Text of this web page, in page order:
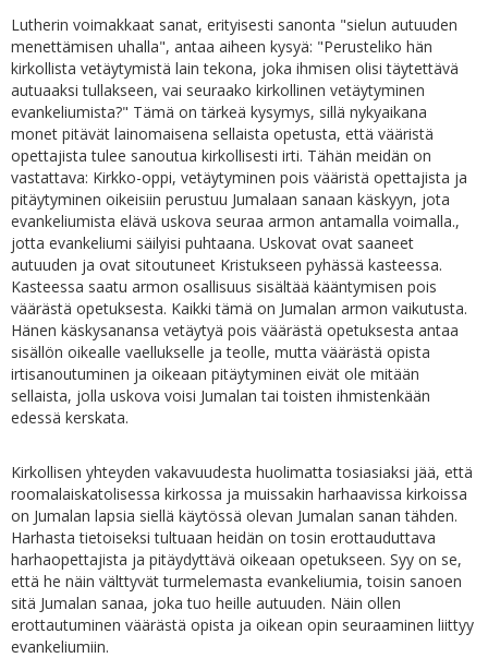
Lutherin voimakkaat sanat, erityisesti sanonta "sielun autuuden
menettämisen uhalla", antaa aiheen kysyä: "Perusteliko hän
kirkollista vetäytymistä lain tekona, joka ihmisen olisi täytettävä
autuaaksi tullakseen, vai seuraako kirkollinen vetäytyminen
evankeliumista?" Tämä on tärkeä kysymys, sillä nykyaikana
monet pitävät lainomaisena sellaista opetusta, että vääristä
opettajista tulee sanoutua kirkollisesti irti. Tähän meidän on
vastattava: Kirkko-oppi, vetäytyminen pois vääristä opettajista ja
pitäytyminen oikeisiin perustuu Jumalaan sanaan käskyyn, jota
evankeliumista elävä uskova seuraa armon antamalla voimalla.,
jotta evankeliumi säilyisi puhtaana. Uskovat ovat saaneet
autuuden ja ovat sitoutuneet Kristukseen pyhässä kasteessa.
Kasteessa saatu armon osallisuus sisältää kääntymisen pois
väärästä opetuksesta. Kaikki tämä on Jumalan armon vaikutusta.
Hänen käskysanansa vetäytyä pois väärästä opetuksesta antaa
sisällön oikealle vaellukselle ja teolle, mutta väärästä opista
irtisanoutuminen ja oikeaan pitäytyminen eivät ole mitään
sellaista, jolla uskova voisi Jumalan tai toisten ihmistenkään
edessä kerskata.
Kirkollisen yhteyden vakavuudesta huolimatta tosiasiaksi jää, että
roomalaiskatolisessa kirkossa ja muissakin harhaavissa kirkoissa
on Jumalan lapsia siellä käytössä olevan Jumalan sanan tähden.
Harhasta tietoiseksi tultuaan heidän on tosin erottauduttava
harhaopettajista ja pitäydyttävä oikeaan opetukseen. Syy on se,
että he näin välttyvät turmelemasta evankeliumia, toisin sanoen
sitä Jumalan sanaa, joka tuo heille autuuden. Näin ollen
erottautuminen väärästä opista ja oikean opin seuraaminen liittyy
evankeliumiin.